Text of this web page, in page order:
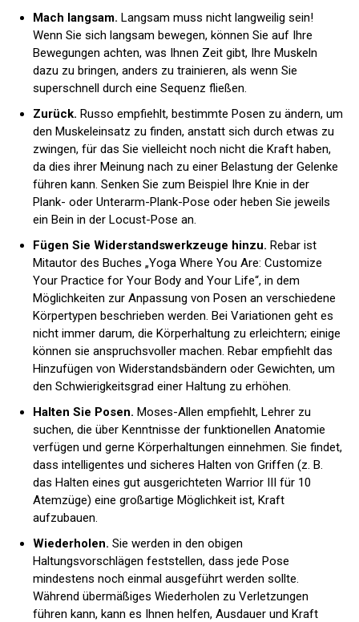
Mach langsam. Langsam muss nicht langweilig sein!
Wenn Sie sich langsam bewegen, können Sie auf Ihre
Bewegungen achten, was Ihnen Zeit gibt, Ihre Muskeln
dazu zu bringen, anders zu trainieren, als wenn Sie
superschnell durch eine Sequenz fließen.
Zurück. Russo empfiehlt, bestimmte Posen zu ändern, um
den Muskeleinsatz zu finden, anstatt sich durch etwas zu
zwingen, für das Sie vielleicht noch nicht die Kraft haben,
da dies ihrer Meinung nach zu einer Belastung der Gelenke
führen kann. Senken Sie zum Beispiel Ihre Knie in der
Plank- oder Unterarm-Plank-Pose oder heben Sie jeweils
ein Bein in der Locust-Pose an.
Fügen Sie Widerstandswerkzeuge hinzu. Rebar ist
Mitautor des Buches „Yoga Where You Are: Customize
Your Practice for Your Body and Your Life“, in dem
Möglichkeiten zur Anpassung von Posen an verschiedene
Körpertypen beschrieben werden. Bei Variationen geht es
nicht immer darum, die Körperhaltung zu erleichtern; einige
können sie anspruchsvoller machen. Rebar empfiehlt das
Hinzufügen von Widerstandsbändern oder Gewichten, um
den Schwierigkeitsgrad einer Haltung zu erhöhen.
Halten Sie Posen. Moses-Allen empfiehlt, Lehrer zu
suchen, die über Kenntnisse der funktionellen Anatomie
verfügen und gerne Körperhaltungen einnehmen. Sie findet,
dass intelligentes und sicheres Halten von Griffen (z. B.
das Halten eines gut ausgerichteten Warrior III für 10
Atemzüge) eine großartige Möglichkeit ist, Kraft
aufzubauen.
Wiederholen. Sie werden in den obigen
Haltungsvorschlägen feststellen, dass jede Pose
mindestens noch einmal ausgeführt werden sollte.
Während übermäßiges Wiederholen zu Verletzungen
führen kann, kann es Ihnen helfen, Ausdauer und Kraft